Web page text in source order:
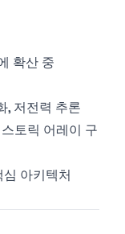
확산 중
, 저전력 추론
토릭 어레이 구
심 아키텍처